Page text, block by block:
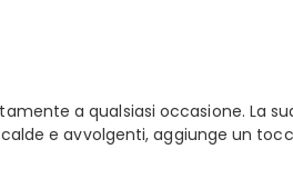
a qualsiasi occasione. La
e avvolgenti, aggiunge un